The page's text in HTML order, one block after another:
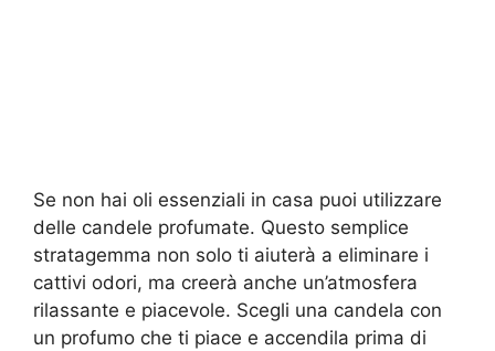
Se non hai oli essenziali in casa puoi utilizzare
delle candele profumate. Questo semplice
stratagemma non solo ti aiuterà a eliminare i
cattivi odori, ma creerà anche un’atmosfera
rilassante e piacevole. Scegli una candela con
un profumo che ti piace e accendila prima di